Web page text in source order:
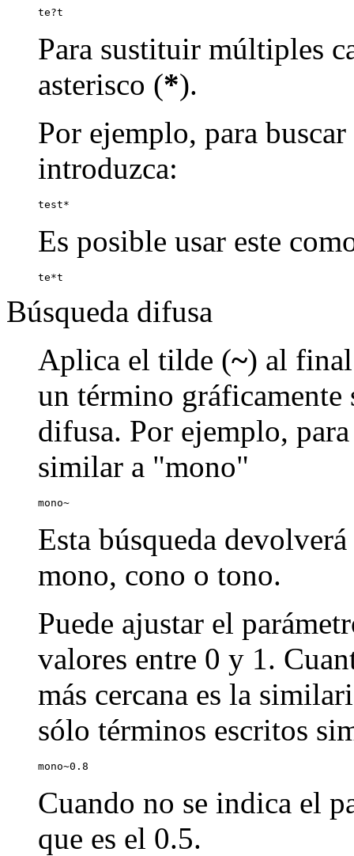
te?t
Para sustituir múltiples
asterisco (*).
Por ejemplo, para
introduzca:
test*
Es posible usar este
te*t
Búsqueda difusa
Aplica el tilde (~) al
un término gráficamente
difusa. Por ejemplo,
similar a "mono"
mono~
Esta búsqueda
mono, cono o tono.
Puede ajustar el
valores entre 0 y 1.
más cercana es la
sólo términos escritos
mono~0.8
Cuando no se indica el
que es el 0.5.